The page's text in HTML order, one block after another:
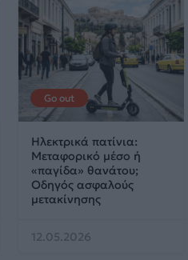
Go out
Ηλεκτρικά πατίνια:
Μεταφορικό μέσο ή
«παγίδα» θανάτου;
Οδηγός ασφαλούς
μετακίνησης
12.05.2026